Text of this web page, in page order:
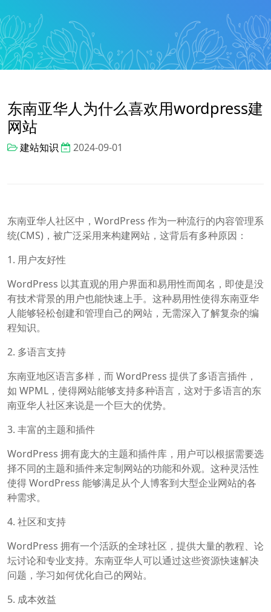
东南亚华人为什么喜欢用wordpress建
网站
建站知识 2024-09-01
东南亚华人社区中，WordPress 作为一种流行的内容管理系
统(CMS)，被广泛采用来构建网站，这背后有多种原因：
1. 用户友好性
WordPress 以其直观的用户界面和易用性而闻名，即使是没
有技术背景的用户也能快速上手。这种易用性使得东南亚华
人能够轻松创建和管理自己的网站，无需深入了解复杂的编
程知识。
2. 多语言支持
东南亚地区语言多样，而 WordPress 提供了多语言插件，
如 WPML，使得网站能够支持多种语言，这对于多语言的东
南亚华人社区来说是一个巨大的优势。
3. 丰富的主题和插件
WordPress 拥有庞大的主题和插件库，用户可以根据需要选
择不同的主题和插件来定制网站的功能和外观。这种灵活性
使得 WordPress 能够满足从个人博客到大型企业网站的各
种需求。
4. 社区和支持
WordPress 拥有一个活跃的全球社区，提供大量的教程、论
坛讨论和专业支持。东南亚华人可以通过这些资源快速解决
问题，学习如何优化自己的网站。
5. 成本效益